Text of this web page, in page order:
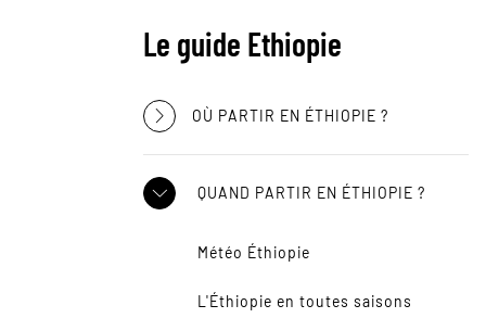
Le guide Ethiopie
OÙ PARTIR EN ÉTHIOPIE ?
QUAND PARTIR EN ÉTHIOPIE ?
Météo Éthiopie
L'Éthiopie en toutes saisons